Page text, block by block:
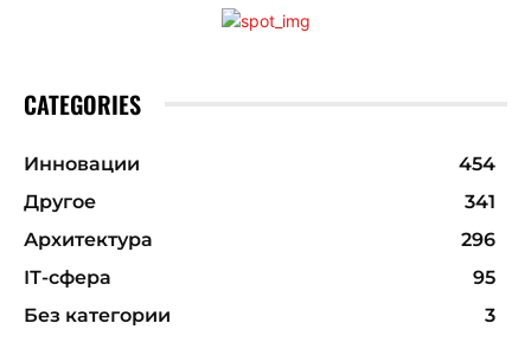
CATEGORIES
Инновации
454
Другое
341
Архитектура
296
ІТ-сфера
95
Без категории
3